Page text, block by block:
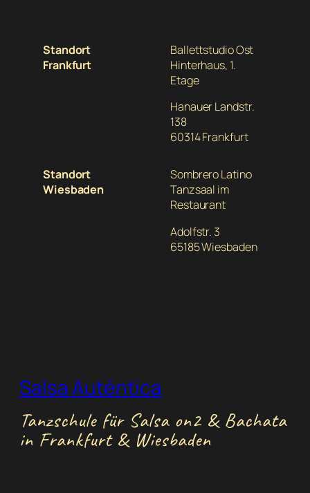
Standort
Frankfurt
Ballettstudio Ost
Hinterhaus, 1.
Etage
Hanauer Landstr.
138
60314 Frankfurt
Standort
Wiesbaden
Sombrero Latino
Tanzsaal im
Restaurant
Adolfstr. 3
65185 Wiesbaden
Salsa Auténtica
Tanzschule für Salsa on2 & Bachata
in Frankfurt & Wiesbaden